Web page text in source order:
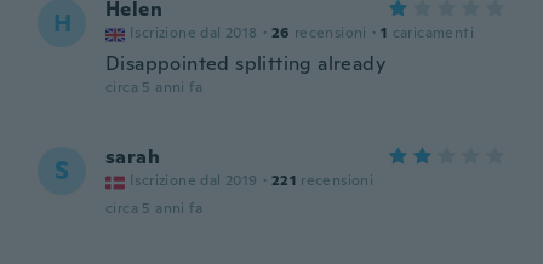
H Helen
Iscrizione dal 2018 · 26 recensioni · 1 caricamenti
Disappointed splitting already
circa 5 anni fa
S sarah
Iscrizione dal 2019 · 221 recensioni
circa 5 anni fa